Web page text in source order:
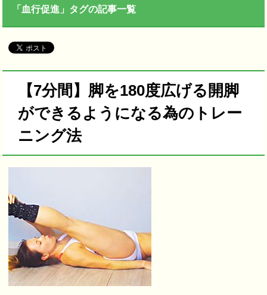
「血行促進」タグの記事一覧
【7分間】脚を180度広げる開脚
ができるようになる為のトレー
ニング法